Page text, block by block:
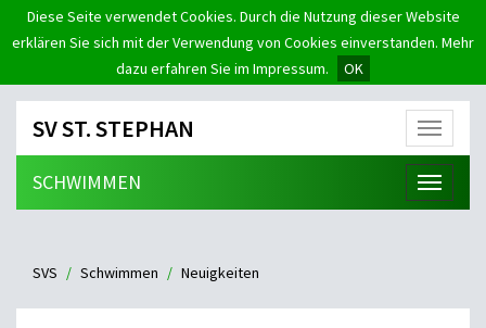
Diese Seite verwendet Cookies. Durch die Nutzung dieser Website
erklären Sie sich mit der Verwendung von Cookies einverstanden. Mehr
dazu erfahren Sie im Impressum.
OK
Menü
SV ST. STEPHAN
Menü
SCHWIMMEN
SVS Schwimmen Neuigkeiten